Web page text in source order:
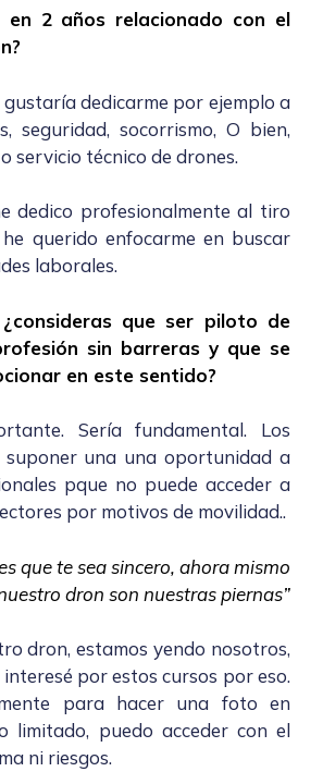
en 2 años relacionado con el
gustaría dedicarme por ejemplo a
seguridad, socorrismo, O bien,
servicio técnico de drones.
dedico profesionalmente al tiro
querido enfocarme en buscar
laborales.
que ser piloto de
sin barreras y que se
en este sentido?
Sería fundamental. Los
suponer una una oportunidad a
pque no puede acceder a
por motivos de movilidad..
que te sea sincero, ahora mismo
dron son nuestras piernas”
dron, estamos yendo nosotros,
interesé por estos cursos por eso.
para hacer una foto en
limitado, puedo acceder con el
ni riesgos.